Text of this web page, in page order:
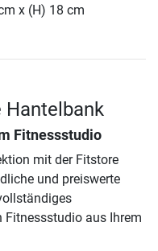
x (H) 18 cm
Hantelbank
Fitnessstudio
mit der Fitstore
und preiswerte
aus Ihrem